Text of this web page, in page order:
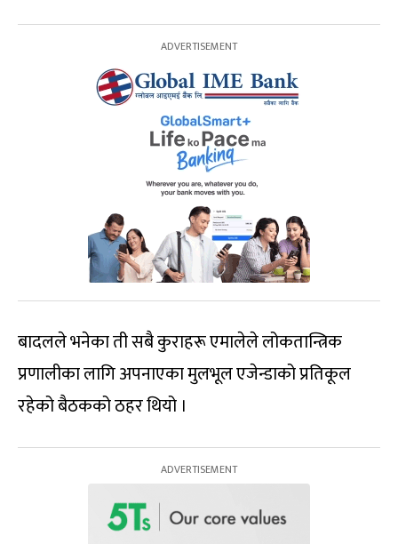
बादलले भनेका ती सबै कुराहरू एमालेले लोकतान्त्रिक
प्रणालीका लागि अपनाएका मुलभूल एजेन्डाको प्रतिकूल
रहेको बैठकको ठहर थियो ।